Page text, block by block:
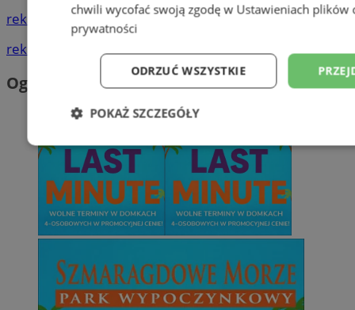
reklama
reklama
Ogłoszenia
chwili wycofać swoją zgodę w Ustawieniach plików
prywatności
ODRZUĆ WSZYSTKIE
POKAŻ SZCZEGÓŁY
Niezbędne Wydajność
Niesklasyfikowane